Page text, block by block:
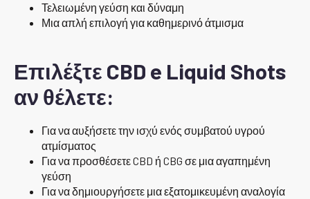
Τελειωμένη γεύση και δύναμη
Μια απλή επιλογή για καθημερινό άτμισμα
Επιλέξτε CBD e Liquid Shots
αν θέλετε:
Για να αυξήσετε την ισχύ ενός συμβατού υγρού
ατμίσματος
Για να προσθέσετε CBD ή CBG σε μια αγαπημένη
γεύση
Για να δημιουργήσετε μια εξατομικευμένη αναλογία